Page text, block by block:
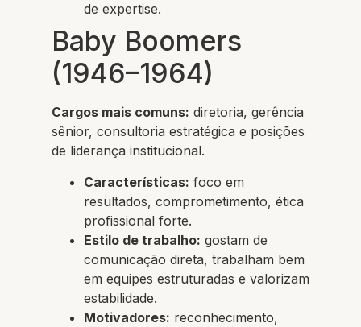
de expertise.
Baby Boomers
(1946–1964)
Cargos mais comuns: diretoria, gerência
sênior, consultoria estratégica e posições
de liderança institucional.
Características: foco em
resultados, comprometimento, ética
profissional forte.
Estilo de trabalho: gostam de
comunicação direta, trabalham bem
em equipes estruturadas e valorizam
estabilidade.
Motivadores: reconhecimento,